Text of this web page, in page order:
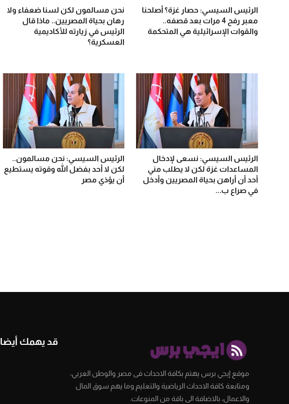
الرئيس السيسي: حصار غزة؟ أصلحنا
معبر رفح 4 مرات بعد قصفه..
والقوات الإسرائيلية هي المتحكمة
نحن مسالمون لكن لسنا ضعفاء ولا
رهان بحياة المصريين.. ماذا قال
الرئيس في زيارته للأكاديمية
العسكرية؟
الرئيس السيسي: نسعى لإدخال
المساعدات غزة لكن لا يطلب مني
أحد أن أراهن بحياة المصريين وأدخل
في صراع ب...
الرئيس السيسي: نحن مسالمون..
لكن لا أحد بفضل الله وقوته يستطيع
أن يؤذي مصر
موقع إيجي برس يهتم بكافة الاحداث فى مصر والوطن العربي،
ومتابعة كافة الاحداث الرياضية والتعليم وما يهم سوق المال
والاعمال، بالاضافة الى باقة من المنوعات.
قد يهمك أيضا